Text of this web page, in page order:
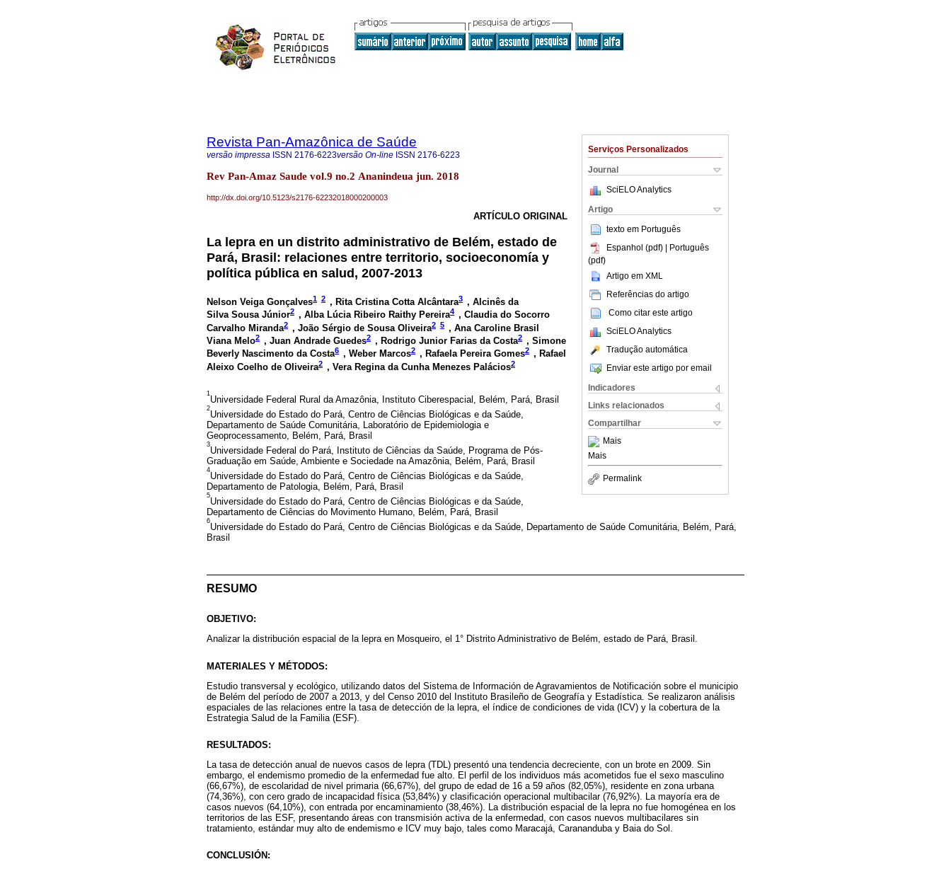
Serviços Personalizados
Journal
SciELO Analytics
Artigo
texto em Português
Espanhol (pdf) | Português
(pdf)
Artigo em XML
Referências do artigo
Como citar este artigo
SciELO Analytics
Tradução automática
Enviar este artigo por email
Indicadores
Links relacionados
Compartilhar
Mais
Mais
Permalink
Revista Pan-Amazônica de Saúde
versão impressa ISSN 2176-6223versão On-line ISSN 2176-6223
Rev Pan-Amaz Saude vol.9 no.2 Ananindeua jun. 2018
http://dx.doi.org/10.5123/s2176-62232018000200003
ARTÍCULO ORIGINAL
La lepra en un distrito administrativo de Belém, estado de
Pará, Brasil: relaciones entre territorio, socioeconomía y
política pública en salud, 2007-2013
Nelson Veiga Gonçalves1 2 , Rita Cristina Cotta Alcântara3 , Alcinês da
Silva Sousa Júnior2 , Alba Lúcia Ribeiro Raithy Pereira4 , Claudia do Socorro
Carvalho Miranda2 , João Sérgio de Sousa Oliveira2 5 , Ana Caroline Brasil
Viana Melo2 , Juan Andrade Guedes2 , Rodrigo Junior Farias da Costa2 , Simone
Beverly Nascimento da Costa6 , Weber Marcos2 , Rafaela Pereira Gomes2 , Rafael
Aleixo Coelho de Oliveira2 , Vera Regina da Cunha Menezes Palácios2
1
Universidade Federal Rural da Amazônia, Instituto Ciberespacial, Belém, Pará, Brasil
2
Universidade do Estado do Pará, Centro de Ciências Biológicas e da Saúde,
Departamento de Saúde Comunitária, Laboratório de Epidemiologia e
Geoprocessamento, Belém, Pará, Brasil
3
Universidade Federal do Pará, Instituto de Ciências da Saúde, Programa de Pós-
Graduação em Saúde, Ambiente e Sociedade na Amazônia, Belém, Pará, Brasil
4
Universidade do Estado do Pará, Centro de Ciências Biológicas e da Saúde,
Departamento de Patologia, Belém, Pará, Brasil
5
Universidade do Estado do Pará, Centro de Ciências Biológicas e da Saúde,
Departamento de Ciências do Movimento Humano, Belém, Pará, Brasil
6
Universidade do Estado do Pará, Centro de Ciências Biológicas e da Saúde, Departamento de Saúde Comunitária, Belém, Pará,
Brasil
RESUMO
OBJETIVO:
Analizar la distribución espacial de la lepra en Mosqueiro, el 1° Distrito Administrativo de Belém, estado de Pará, Brasil.
MATERIALES Y MÉTODOS:
Estudio transversal y ecológico, utilizando datos del Sistema de Información de Agravamientos de Notificación sobre el municipio
de Belém del período de 2007 a 2013, y del Censo 2010 del Instituto Brasileño de Geografía y Estadística. Se realizaron análisis
espaciales de las relaciones entre la tasa de detección de la lepra, el índice de condiciones de vida (ICV) y la cobertura de la
Estrategia Salud de la Familia (ESF).
RESULTADOS:
La tasa de detección anual de nuevos casos de lepra (TDL) presentó una tendencia decreciente, con un brote en 2009. Sin
embargo, el endemismo promedio de la enfermedad fue alto. El perfil de los individuos más acometidos fue el sexo masculino
(66,67%), de escolaridad de nivel primaria (66,67%), del grupo de edad de 16 a 59 años (82,05%), residente en zona urbana
(74,36%), con cero grado de incapacidad física (53,84%) y clasificación operacional multibacilar (76,92%). La mayoría era de
casos nuevos (64,10%), con entrada por encaminamiento (38,46%). La distribución espacial de la lepra no fue homogénea en los
territorios de las ESF, presentando áreas con transmisión activa de la enfermedad, con casos nuevos multibacilares sin
tratamiento, estándar muy alto de endemismo e ICV muy bajo, tales como Maracajá, Carananduba y Baia do Sol.
CONCLUSIÓN: